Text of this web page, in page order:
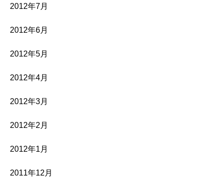
2012年7月
2012年6月
2012年5月
2012年4月
2012年3月
2012年2月
2012年1月
2011年12月